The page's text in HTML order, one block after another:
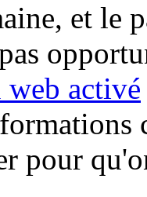
et le
web activé
pour